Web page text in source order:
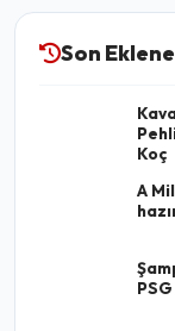
Son
Koç
A